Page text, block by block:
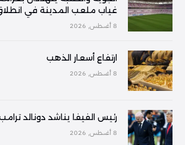
غياب ملعب المدينة في
8 أغسطس, 2026
ارتفاع أسعار الذهب
8 أغسطس, 2026
رئيس الفيفا يناشد دونالد
8 أغسطس, 2026